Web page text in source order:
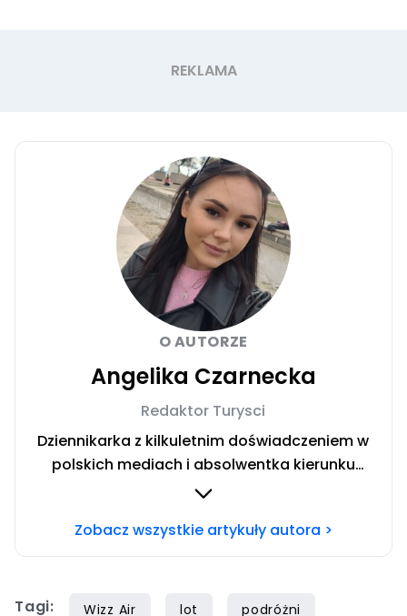
O AUTORZE
Angelika Czarnecka
Redaktor Turysci
Dziennikarka z kilkuletnim doświadczeniem w
polskich mediach i absolwentka kierunku
Dziennikarstwo i Komunikacja Społeczna w
Miłośniczka włoskich regionów. Uwielbiam
Zobacz wszystkie artykuły autora >
Tagi: Wizz Air lot podróżni